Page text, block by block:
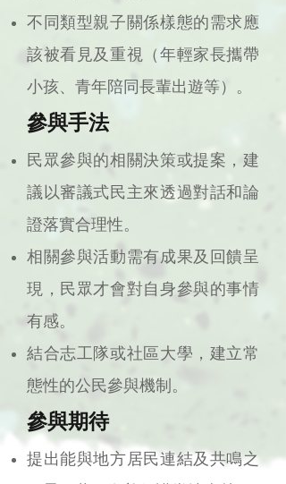
不同類型親子關係樣態的需求應
該被看見及重視（年輕家長攜帶
小孩、青年陪同長輩出遊等）。
參與手法
民眾參與的相關決策或提案，建
議以審議式民主來透過對話和論
證落實合理性。
相關參與活動需有成果及回饋呈
現，民眾才會對自身參與的事情
有感。
結合志工隊或社區大學，建立常
態性的公民參與機制。
參與期待
提出能與地方居民連結及共鳴之